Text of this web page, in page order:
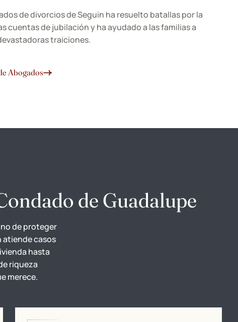
de divorcios de Seguin ha resuelto batallas por la
cuentas de jubilación y ha ayudado a las familias a
traiciones.
Abogados
de Guadalupe
de proteger
atiende casos
hasta
riqueza
merece.